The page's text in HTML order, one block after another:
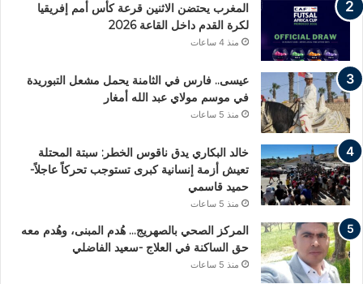
المغرب يحتضن الاثنين قرعة كأس أمم إفريقيا
لكرة القدم داخل القاعة 2026
منذ 4 ساعات
عيسى.. فارس في الثامنة يحمل مشعل التبوريدة
في موسم مولاي عبد الله أمغار
منذ 5 ساعات
خالد البكاري يدق ناقوس الخطر: سبتة المحتلة
تعيش أزمة إنسانية كبرى تستوجب تحركاً عاجلاً-
حميد قاسمي
منذ 5 ساعات
المركز الصحي بالصهريج… هُدم المبنى، وهُدم معه
حق الساكنة في العلاج -سعيد الفاضلي
منذ 5 ساعات